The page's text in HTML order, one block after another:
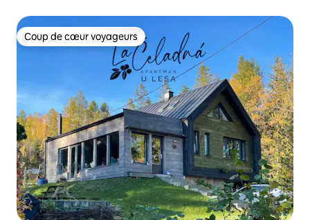
Coup de cœur voyageurs
Coup de cœur voyageurs